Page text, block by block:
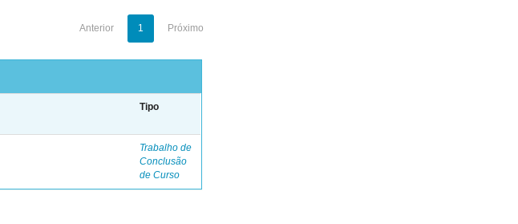
Anterior 1 Próximo
Tipo
Trabalho de
Conclusão
de Curso